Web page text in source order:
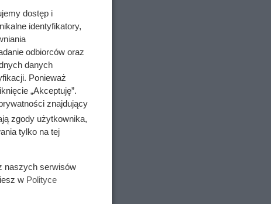
dostęp i
identyfikatory,
odbiorców oraz
danych
Ponieważ
„Akceptuję”.
znajdujący
zgody użytkownika,
tylko na tej
naszych serwisów
w Polityce